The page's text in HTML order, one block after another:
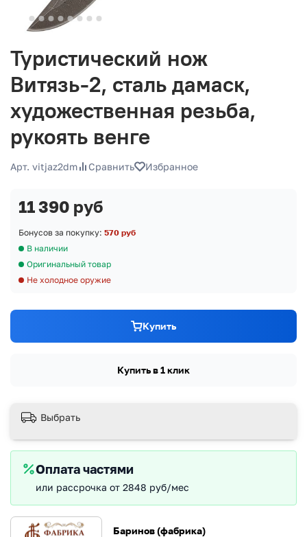
Туристический нож
Витязь-2, сталь дамаск,
художественная резьба,
рукоять венге
Арт. vitjaz2dm Сравнить Избранное
Баринов (фабрика)
11 390 руб
Бонусов за покупку: 570 руб
В наличии
Оригинальный товар
Не холодное оружие
Купить
Купить в 1 клик
Выбрать
Оплата частями
или рассрочка от 2848 руб/мес